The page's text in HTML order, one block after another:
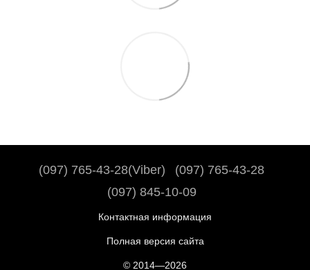
(097) 765-43-28(Viber)
(097) 765-43-28
(097) 845-10-09
Контактная информация
Полная версия сайта
© 2014—2026